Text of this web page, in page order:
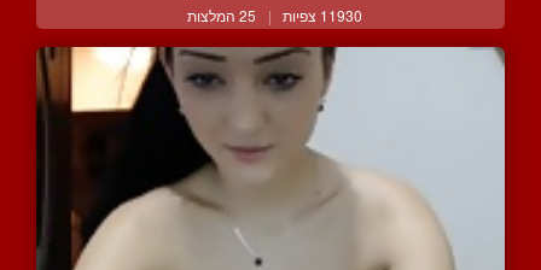
11930 צפיות | 25 המלצות